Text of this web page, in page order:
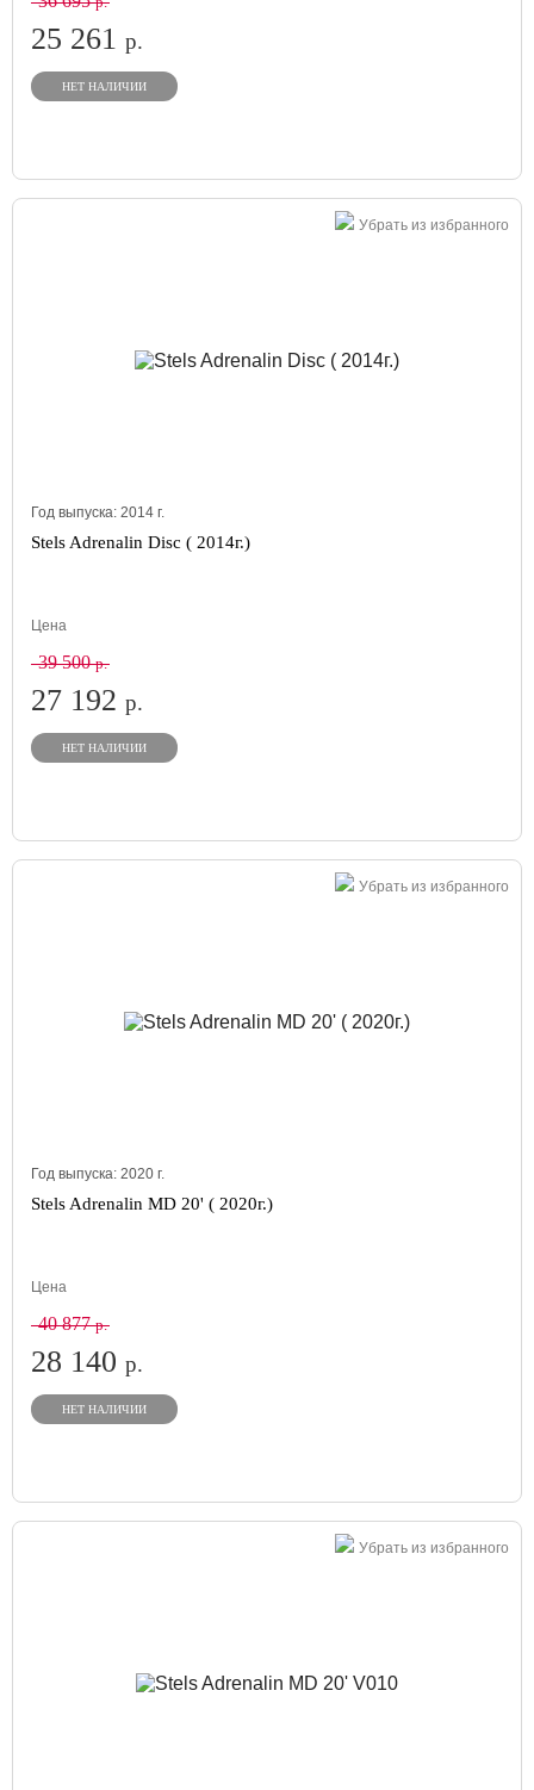
25 261 р.
НЕТ НАЛИЧИИ
Убрать из избранного
Год выпуска: 2014 г.
Stels Adrenalin Disc ( 2014г.)
Цена
39 500р.
27 192 р.
НЕТ НАЛИЧИИ
Убрать из избранного
Год выпуска: 2020 г.
Stels Adrenalin MD 20' ( 2020г.)
Цена
40 877р.
28 140 р.
НЕТ НАЛИЧИИ
Убрать из избранного